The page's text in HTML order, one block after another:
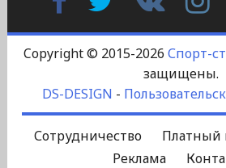
Copyright © 2015-2026 Спорт-
защищены.
DS-DESIGN -
Сотрудничество Платный
Реклама